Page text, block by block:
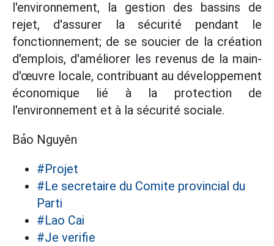
l'environnement, la gestion des bassins de
rejet, d'assurer la sécurité pendant le
fonctionnement; de se soucier de la création
d'emplois, d'améliorer les revenus de la main-
d'œuvre locale, contribuant au développement
économique lié à la protection de
l'environnement et à la sécurité sociale.
Bảo Nguyên
#Projet
#Le secretaire du Comite provincial du
Parti
#Lao Cai
#Je verifie